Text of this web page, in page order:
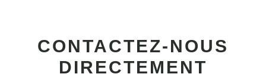
CONTACTEZ-NOUS
DIRECTEMENT